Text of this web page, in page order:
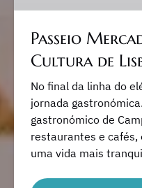
Lisboa
Passeio
Cultura de
No final da linha do
jornada
gastronómico de
restaurantes e cafés,
uma vida mais